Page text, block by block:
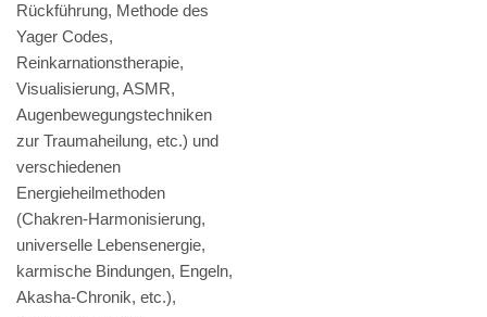
Rückführung, Methode des
Yager Codes,
Reinkarnationstherapie,
Visualisierung, ASMR,
Augenbewegungstechniken
zur Traumaheilung, etc.) und
verschiedenen
Energieheilmethoden
(Chakren-Harmonisierung,
universelle Lebensenergie,
karmische Bindungen, Engeln,
Akasha-Chronik, etc.),